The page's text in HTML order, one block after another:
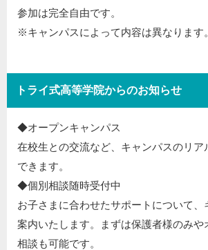
参加は完全自由です。
※キャンパスによって内容は異なります。
トライ式高等学院からのお知らせ
◆オープンキャンパス​
在校生との交流など、キャンパスのリア
できます。​
◆個別相談随時受付中​
お子さまに合わせたサポートについて、
案内いたします。まずは保護者様のみや
相談も可能です。